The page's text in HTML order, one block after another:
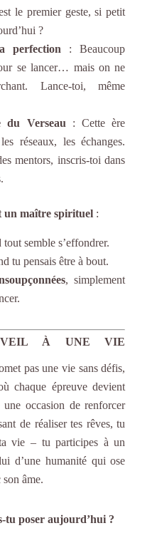
le premier geste, si petit
?
perfection : Beaucoup
se lancer… mais on ne
Lance-toi, même
du Verseau : Cette ère
réseaux, les échanges.
mentors, inscris-toi dans
un maître spirituel:
tout semble s’effondrer.
tu pensais être à bout.
, simplement
À UNE VIE
pas une vie sans défis,
chaque épreuve devient
occasion de renforcer
de réaliser tes rêves, tu
vie – tu participes à un
d’une humanité qui ose
âme.
tu poser aujourd’hui ?